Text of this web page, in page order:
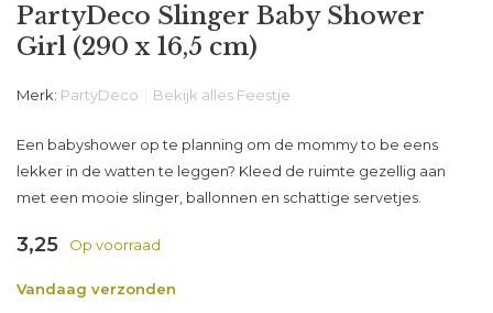
PartyDeco Slinger Baby Shower
Girl (290 x 16,5 cm)
Merk: PartyDeco Bekijk alles Feestje
Een babyshower op te planning om de mommy to be eens
lekker in de watten te leggen? Kleed de ruimte gezellig aan
met een mooie slinger, ballonnen en schattige servetjes.
3,25 Op voorraad
Vandaag verzonden